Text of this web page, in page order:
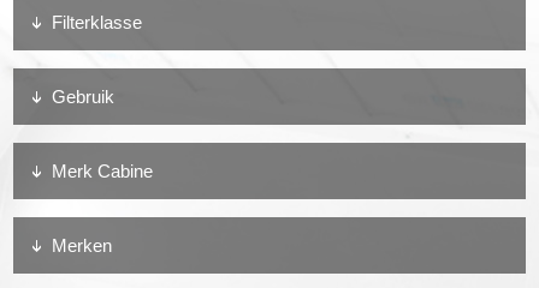
Filterklasse
Gebruik
Merk Cabine
Merken